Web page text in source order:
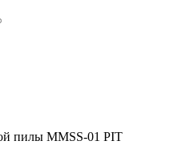
пилы MMSS-01 PIT